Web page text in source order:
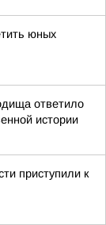
юных
ответило
истории
приступили к